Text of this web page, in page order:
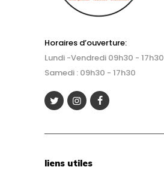
Horaires d’ouverture:
Lundi -Vendredi 09h30 - 17h30
Samedi : 09h30 - 17h30
liens utiles